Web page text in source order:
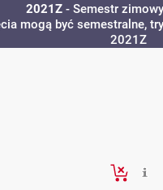
2021Z - Semestr
mogą być semestralne,
2021Z